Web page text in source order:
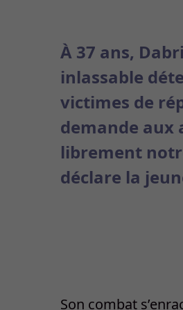
À 37 ans,
inlassable
victimes de
demande aux
librement
déclare la
Son combat